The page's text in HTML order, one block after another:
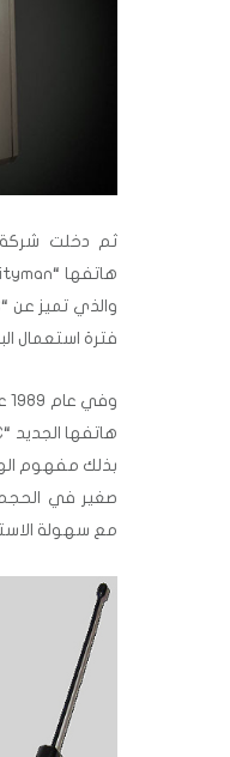
ثم دخلت شركة
فترة استعمال
بذلك مفهوم
صغير في
مع سهولة